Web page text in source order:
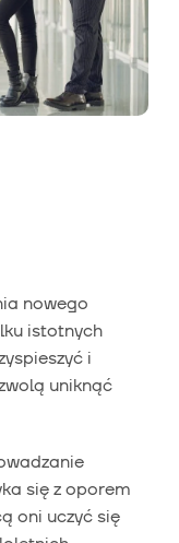
nowego
istotnych
i
uniknąć
się z oporem
oni uczyć się